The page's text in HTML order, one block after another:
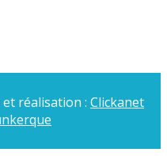
réalisation : Clickanet